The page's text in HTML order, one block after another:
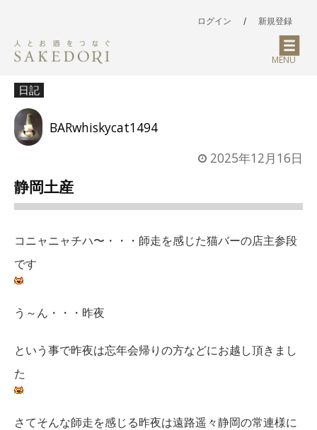
ログイン / 新規登録
MENU
日記
BARwhiskycat1494
2025年12月16日
静岡土産
コニャニャチハ〜・・・師走を感じた猫バーの店主参段
です
う～ん・・・昨夜
という事で昨夜は忘年会帰りの方などにお越し頂きまし
た
さてそんな師走を感じる昨夜は遠路遥々静岡の常連様に